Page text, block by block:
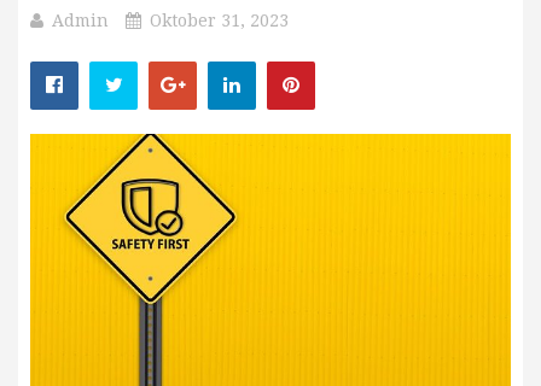
Admin Oktober 31, 2023